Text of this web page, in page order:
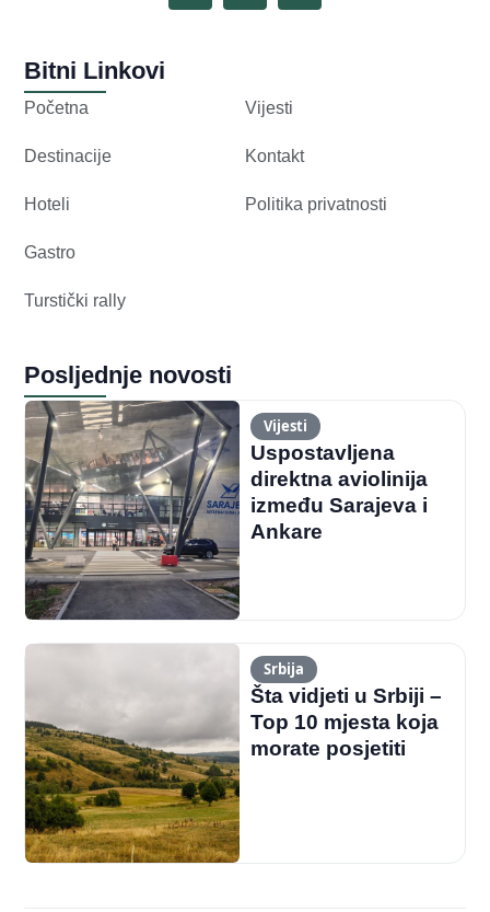
Bitni Linkovi
Početna
Destinacije
Hoteli
Gastro
Turstički rally
Vijesti
Kontakt
Politika privatnosti
Posljednje novosti
Vijesti
Uspostavljena
direktna aviolinija
između Sarajeva i
Ankare
Srbija
Šta vidjeti u Srbiji –
Top 10 mjesta koja
morate posjetiti